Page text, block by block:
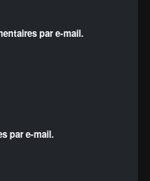
par e-mail.
par e-mail.